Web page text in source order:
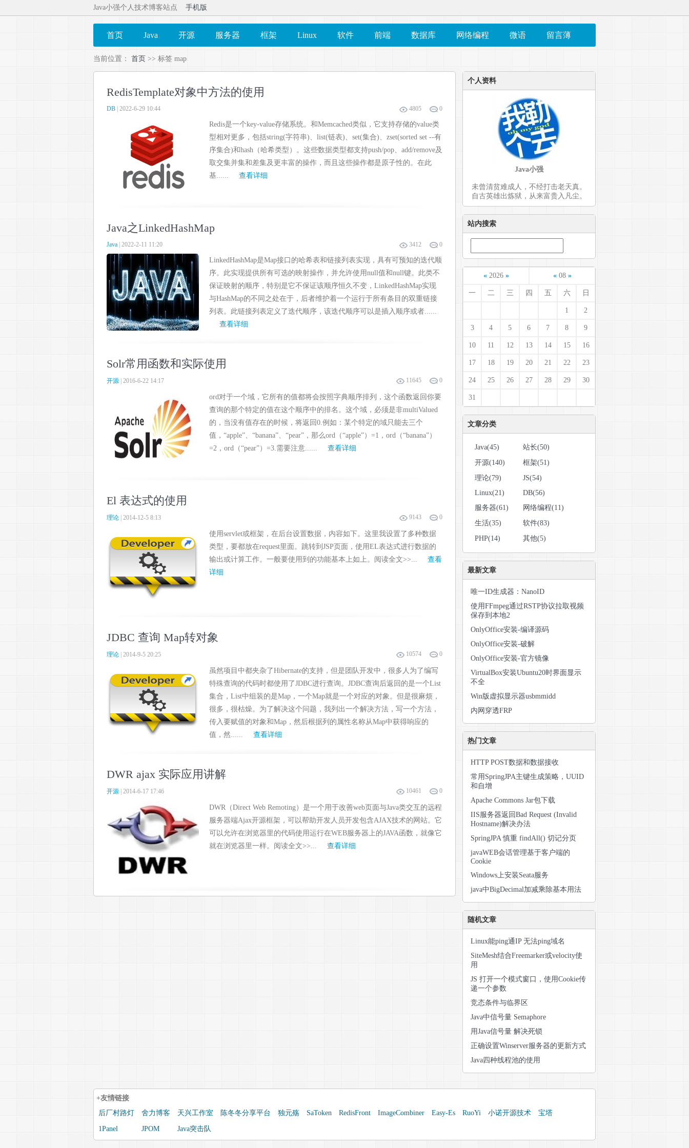
Java小强个人技术博客站点 手机版
首页 Java 开源 服务器 框架 Linux 软件 前端 数据库 网络编程 微语 留言薄
当前位置： 首页 >> 标签 map
RedisTemplate对象中方法的使用
4805 0
DB | 2022-6-29 10:44
Redis是一个key-value存储系统。和Memcached类似，它支持存储的value类
型相对更多，包括string(字符串)、list(链表)、set(集合)、zset(sorted set --有
序集合)和hash（哈希类型）。这些数据类型都支持push/pop、add/remove及
取交集并集和差集及更丰富的操作，而且这些操作都是原子性的。在此
基......
查看详细
Java之LinkedHashMap
3412 0
Java | 2022-2-11 11:20
LinkedHashMap是Map接口的哈希表和链接列表实现，具有可预知的迭代顺
序。此实现提供所有可选的映射操作，并允许使用null值和null键。此类不
保证映射的顺序，特别是它不保证该顺序恒久不变，LinkedHashMap实现
与HashMap的不同之处在于，后者维护着一个运行于所有条目的双重链接
列表。此链接列表定义了迭代顺序，该迭代顺序可以是插入顺序或者......
查看详细
Solr常用函数和实际使用
11645 0
开源 | 2016-6-22 14:17
ord对于一个域，它所有的值都将会按照字典顺序排列，这个函数返回你要
查询的那个特定的值在这个顺序中的排名。这个域，必须是非multiValued
的，当没有值存在的时候，将返回0.例如：某个特定的域只能去三个
值，“apple”、“banana”、“pear”，那么ord（“apple”）=1，ord（“banana”）
=2，ord（“pear”）=3.需要注意......
查看详细
El 表达式的使用
9143 0
理论 | 2014-12-5 8:13
使用servlet或框架，在后台设置数据，内容如下。这里我设置了多种数据
类型，要都放在request里面。跳转到JSP页面，使用EL表达式进行数据的
输出或计算工作。一般要使用到的功能基本上如上。阅读全文>>...
查看
详细
JDBC 查询 Map转对象
10574 0
理论 | 2014-9-5 20:25
虽然项目中都夹杂了Hibernate的支持，但是团队开发中，很多人为了编写
特殊查询的代码时都使用了JDBC进行查询。JDBC查询后返回的是一个List
集合，List中组装的是Map，一个Map就是一个对应的对象。但是很麻烦，
很多，很枯燥。为了解决这个问题，我列出一个解决方法，写一个方法，
传入要赋值的对象和Map，然后根据列的属性名称从Map中获得响应的
值，然......
查看详细
DWR ajax 实际应用讲解
10461 0
开源 | 2014-6-17 17:46
DWR（Direct Web Remoting）是一个用于改善web页面与Java类交互的远程
服务器端Ajax开源框架，可以帮助开发人员开发包含AJAX技术的网站。它
可以允许在浏览器里的代码使用运行在WEB服务器上的JAVA函数，就像它
就在浏览器里一样。阅读全文>>...
查看详细
个人资料
Java小强
未曾清贫难成人，不经打击老天真。
自古英雄出炼狱，从来富贵入凡尘。
站内搜索
« 2026» « 08»
一 二 三 四 五 六 日
1 2
3 4 5 6 7 8 9
10 11 12 13 14 15 16
17 18 19 20 21 22 23
24 25 26 27 28 29 30
31
文章分类
Java(45)
站长(50)
开源(140)
框架(51)
理论(79)
JS(54)
Linux(21)
DB(56)
服务器(61)
网络编程(11)
生活(35)
软件(83)
PHP(14)
其他(5)
最新文章
唯一ID生成器：NanoID
使用FFmpeg通过RSTP协议拉取视频
保存到本地2
OnlyOffice安装-编译源码
OnlyOffice安装-破解
OnlyOffice安装-官方镜像
VirtualBox安装Ubuntu20时界面显示
不全
Win版虚拟显示器usbmmidd
内网穿透FRP
热门文章
HTTP POST数据和数据接收
常用SpringJPA主键生成策略，UUID
和自增
Apache Commons Jar包下载
IIS服务器返回Bad Request (Invalid
Hostname)解决办法
SpringJPA 慎重 findAll() 切记分页
javaWEB会话管理基于客户端的
Cookie
Windows上安装Seata服务
java中BigDecimal加减乘除基本用法
随机文章
Linux能ping通IP 无法ping域名
SiteMesh结合Freemarker或velocity使
用
JS 打开一个模式窗口，使用Cookie传
递一个参数
竞态条件与临界区
Java中信号量 Semaphore
用Java信号量 解决死锁
正确设置Winserver服务器的更新方式
Java四种线程池的使用
+友情链接
后厂村路灯
舍力博客 天兴工作室 陈冬冬分享平台 独元殇 SaToken RedisFront ImageCombiner Easy-Es RuoYi 小诺开源技术 宝塔
1Panel JPOM Java突击队